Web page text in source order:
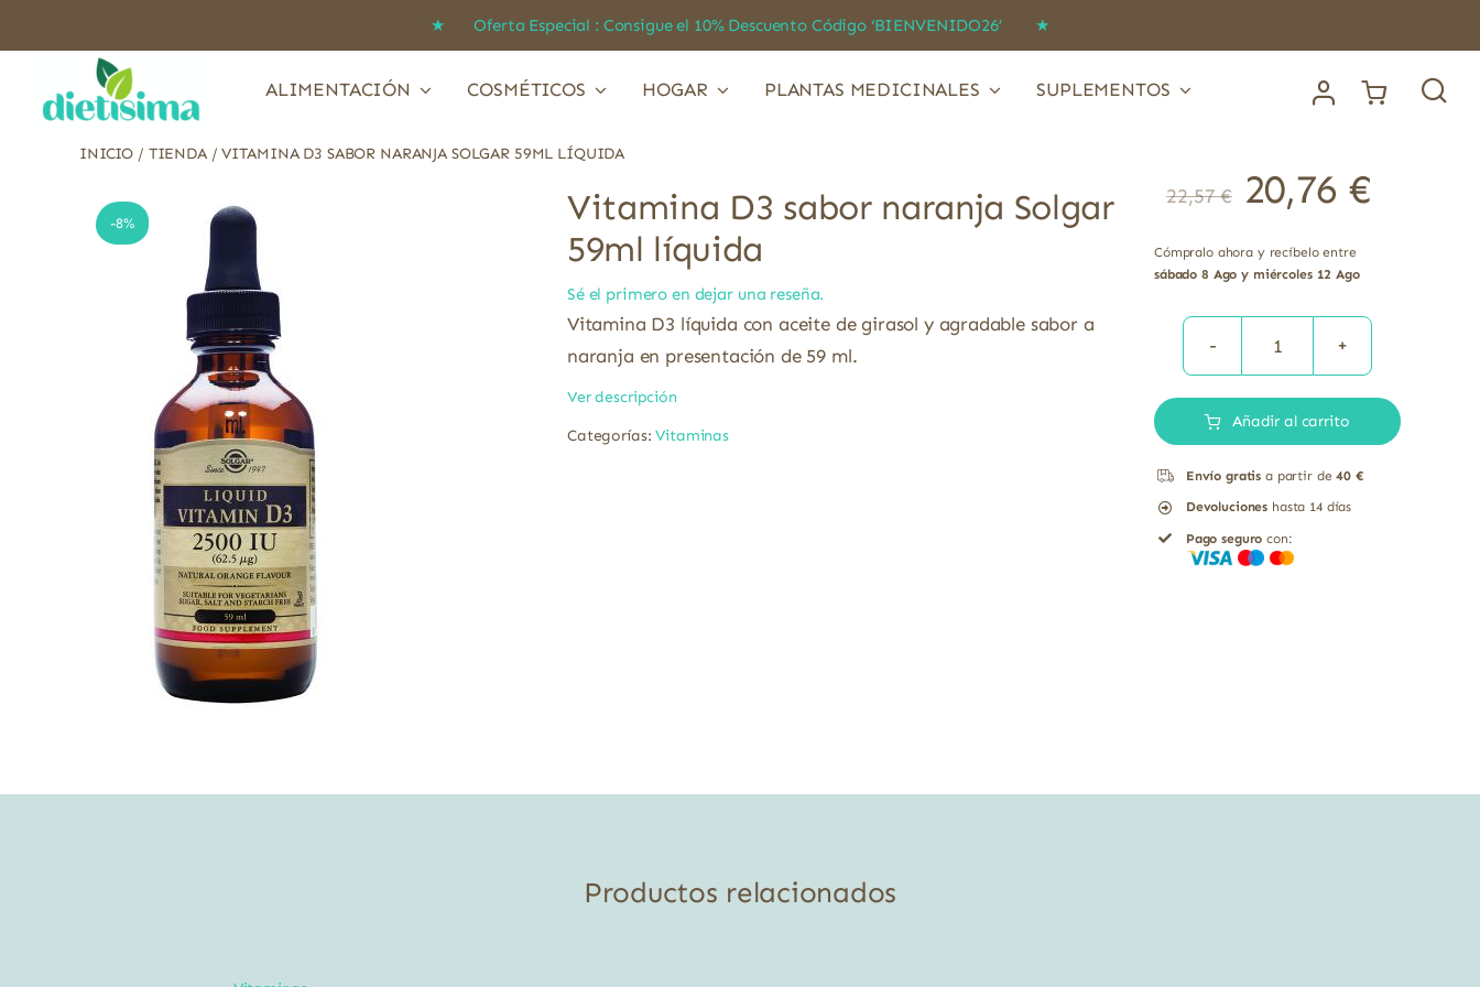
★ Oferta Especial : Consigue el 10% Descuento Código ‘BIENVENIDO26’ ★
ALIMENTACIÓN COSMÉTICOS HOGAR PLANTAS MEDICINALES SUPLEMENTOS
INICIO / TIENDA/VITAMINA D3 SABOR NARANJA SOLGAR 59ML LÍQUIDA
-8%
Vitamina D3 sabor naranja Solgar
59ml líquida
Sé el primero en dejar una reseña.
Vitamina D3 líquida con aceite de girasol y agradable sabor a
naranja en presentación de 59 ml.
Ver descripción
Categorías:Vitaminas
22,57€ 20,76 €
Cómpralo ahora y recíbelo entre
sábado 8 Ago y miércoles 12 Ago
Vitamina
sabor
Solgar
59ml
líquida
Añadir al carrito
Envío gratis a partir de40 €
Devoluciones hasta 14 días
Pago seguro con:
Productos relacionados